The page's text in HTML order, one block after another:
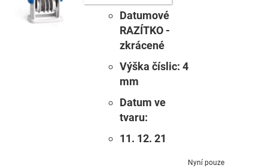
Datumové
RAZÍTKO -
zkrácené
Výška číslic: 4
mm
Datum ve
tvaru:
11. 12. 21
Nyní pouze